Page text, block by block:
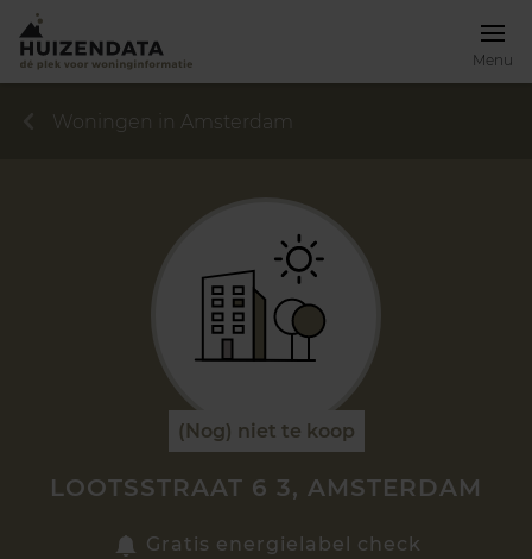
Menu
Zoek een woning
Woningen in Amsterdam
(Nog) niet te koop
LOOTSSTRAAT 6 3, AMSTERDAM
Gratis energielabel check